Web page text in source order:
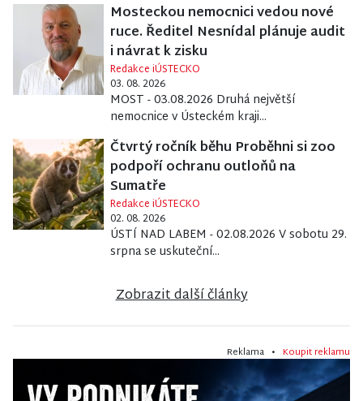
Mosteckou nemocnici vedou nové
ruce. Ředitel Nesnídal plánuje audit
i návrat k zisku
Redakce iÚSTECKO
03. 08. 2026
MOST - 03.08.2026 Druhá největší
nemocnice v Ústeckém kraji...
Čtvrtý ročník běhu Proběhni si zoo
podpoří ochranu outloňů na
Sumatře
Redakce iÚSTECKO
02. 08. 2026
ÚSTÍ NAD LABEM - 02.08.2026 V sobotu 29.
srpna se uskuteční...
Zobrazit další články
Reklama • Koupit reklamu